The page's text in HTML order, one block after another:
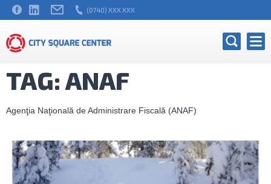
(0740) XXX XXX
TAG: ANAF
Agenţia Naţională de Administrare Fiscală (ANAF)